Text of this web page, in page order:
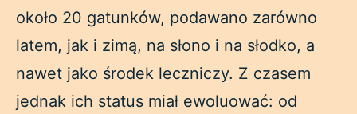
około 20 gatunków, podawano zarówno
latem, jak i zimą, na słono i na słodko, a
nawet jako środek leczniczy. Z czasem
jednak ich status miał ewoluować: od